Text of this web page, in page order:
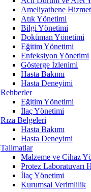
Ameliyathene
Atık Yönetimi
Bilgi Yönetimi
Doküman Yönetimi
Eğitim Yönetimi
Enfeksiyon Yönetimi
Gösterge İzlenimi
Hasta Bakımı
Hasta Deneyimi
Rehberler
Eğitim Yönetimi
İlaç Yönetimi
Rıza Belgeleri
Hasta Bakımı
Hasta Deneyimi
Talimatlar
Malzeme ve Cihaz
Protez Laboratuvarı
İlaç Yönetimi
Kurumsal Verimlilik